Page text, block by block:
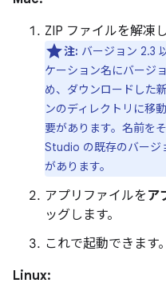
ZIP ファイルを解凍し
注: バージョン 2.3
ケーション名にバージ
め、ダウンロードした
ンのディレクトリに移
要があります。名前を
Studio の既存のバージ
があります。
アプリファイルを ア
ッグします。
これで起動できます。
Linux: